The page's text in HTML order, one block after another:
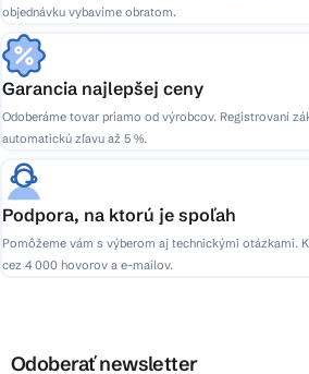
objednávku vybavíme obratom.
Garancia najlepšej ceny
Odoberáme tovar priamo od výrobcov. Registrovaní
automatickú zľavu až 5 %.
Podpora, na ktorú je spoľah
Pomôžeme vám s výberom aj technickými otázkami.
cez 4 000 hovorov a e-mailov.
Odoberať newsletter